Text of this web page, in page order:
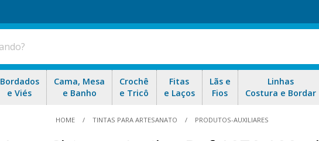
Bordados
e Viés
Cama, Mesa
e Banho
Crochê
e Tricô
Fitas
e Laços
Lãs e
Fios
Linhas
Costura e Bordar
HOME TINTAS PARA ARTESANATO PRODUTOS-AUXILIARES